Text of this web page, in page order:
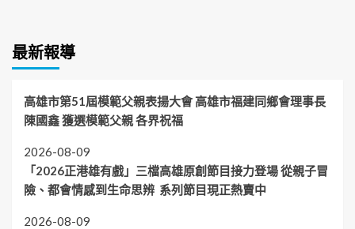
最新報導
高雄市第51屆模範父親表揚大會 高雄市福建同鄉會理事長
陳國鑫 獲選模範父親 各界祝福
2026-08-09
「2026正港雄有戲」三檔高雄原創節目接力登場 從親子冒
險、都會情感到生命思辨 系列節目現正熱賣中
2026-08-09